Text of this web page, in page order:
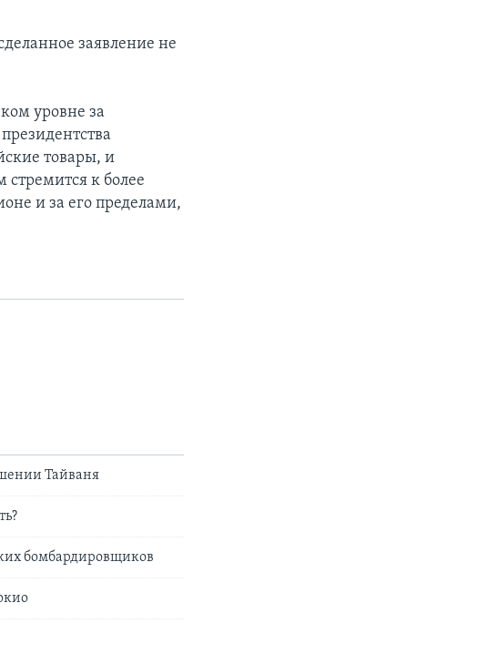
заявление не
уровне за
товары, и
к более
и за его пределами,
Тайваня
бомбардировщиков